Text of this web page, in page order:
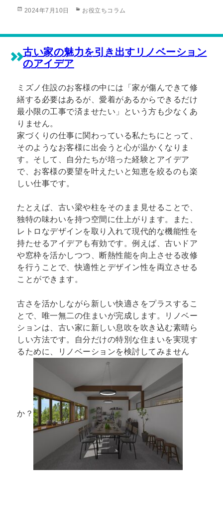
投
2024年7月10日
カ
リ
お役立ちコラム
古い家の魅力を引き出すリノベーション
のアイデア
ミズノ住設のお客様の中には「家が傷んできて修
繕する必要はあるが、愛着があるからできるだけ
最小限の工事で済ませたい」という方も少なくあ
りません。
家づくりの仕事に関わっている私たちにとって、
そのようなお客様に出会うと心が温かくなりま
す。そして、自分たちが培った経験とアイデア
で、お客様の要望を叶えたいと知恵を絞るのも楽
しい仕事です。
たとえば、古い梁や柱をそのまま見せることで、
独特の味わいを持つ空間に仕上がります。また、
レトロなデザインを取り入れて現代的な機能性を
持たせるアイデアも有効です。例えば、古いドア
や窓枠を活かしつつ、断熱性能を向上させる改修
を行うことで、快適性とデザイン性を両立させる
ことができます。
古さを活かしながら新しい快適さをプラスするこ
とで、唯一無二の住まいが完成します。リノベー
ションは、古い家に新しい息吹を吹き込む素晴ら
しい方法です。自分だけの特別な住まいを実現す
るために、リノベーションを検討してみません
か？